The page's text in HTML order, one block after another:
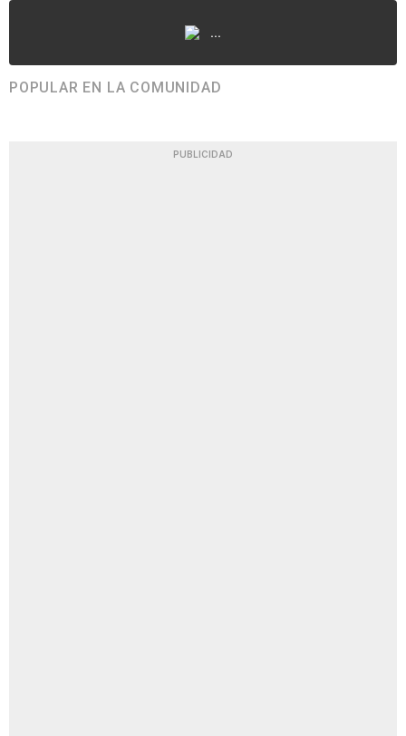
...
POPULAR EN LA COMUNIDAD
PUBLICIDAD